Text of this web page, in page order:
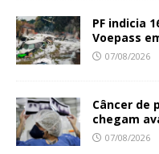
PF indicia
Voepass
07/08/2026
Câncer de
chegam
07/08/2026